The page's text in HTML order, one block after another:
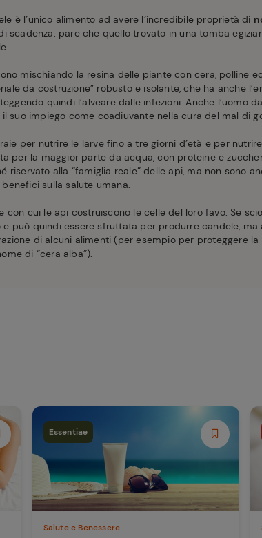
è l’unico alimento ad avere l’incredibile proprietà di
scadenza: pare che quello trovato in una tomba
mischiando la resina delle piante con cera, polline
da costruzione” robusto e isolante, che ha anche
quindi l’alveare dalle infezioni. Anche l’uomo
suo impiego come coadiuvante nella cura del mal di
per nutrire le larve fino a tre giorni d’età e per
per la maggior parte da acqua, con proteine e
riservato alla “famiglia reale” delle api, ma non sono
sulla salute umana.
cui le api costruiscono le celle del loro favo. Se
può quindi essere sfruttata per produrre candele, ma
di alcuni alimenti (per esempio per proteggere
di “cera alba”).
Essentiae
Salute e Benessere